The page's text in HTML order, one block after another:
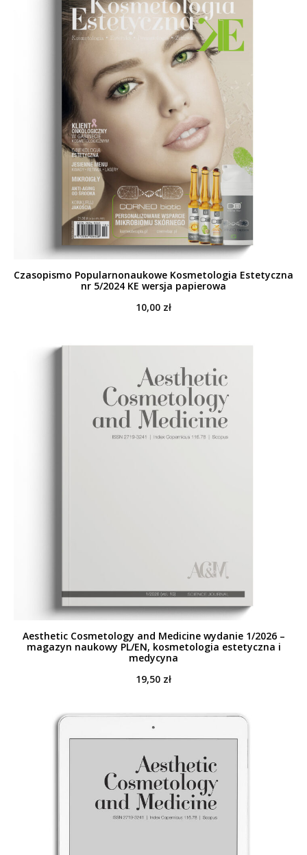
Czasopismo Popularnonaukowe Kosmetologia Estetyczna
nr 5/2024 KE wersja papierowa
10,00 zł
Aesthetic Cosmetology and Medicine wydanie 1/2026 –
magazyn naukowy PL/EN, kosmetologia estetyczna i
medycyna
19,50 zł